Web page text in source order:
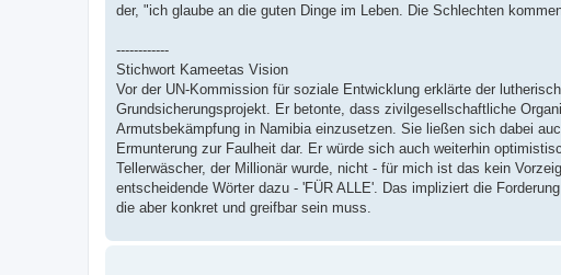
der, "ich glaube an die guten Dinge im Leben. Die Schlechten
------------
Stichwort Kameetas Vision
Vor der UN-Kommission für soziale Entwicklung erklärte der
Grundsicherungsprojekt. Er betonte, dass zivilgesellschaftliche
Armutsbekämpfung in Namibia einzusetzen. Sie ließen sich dabei
Ermunterung zur Faulheit dar. Er würde sich auch weiterhin
Tellerwäscher, der Millionär wurde, nicht - für mich ist das kein
entscheidende Wörter dazu - 'FÜR ALLE'. Das impliziert die
die aber konkret und greifbar sein muss.